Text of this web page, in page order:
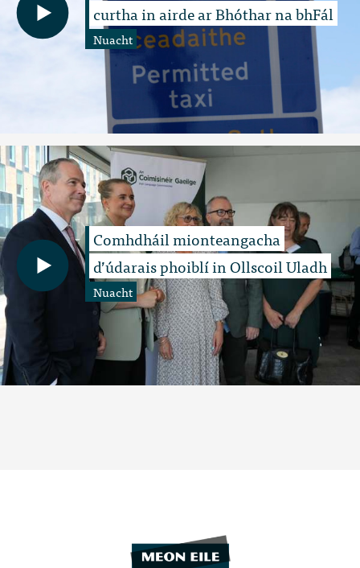
curtha in airde ar Bhóthar na bhFál
Nuacht
Comhdháil mionteangacha
d’údarais phoiblí in Ollscoil Uladh
Nuacht